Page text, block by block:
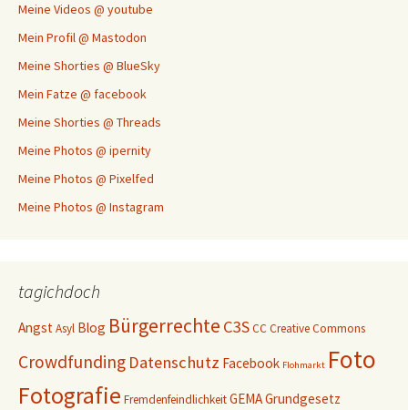
Meine Videos @ youtube
Mein Profil @ Mastodon
Meine Shorties @ BlueSky
Mein Fatze @ facebook
Meine Shorties @ Threads
Meine Photos @ ipernity
Meine Photos @ Pixelfed
Meine Photos @ Instagram
tagichdoch
AngstAsyl Blog Bürgerrechte C3SCC Creative Commons
Crowdfunding Datenschutz Facebook Flohmarkt Foto
Fotografie FremdenfeindlichkeitGEMAGrundgesetz